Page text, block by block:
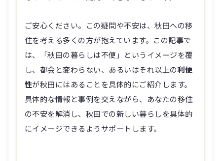
ご安心ください。この疑問や不安は、秋田への移
住を考える多くの方が抱えています。この記事で
は、「秋田の暮らしは不便」というイメージを覆
し、都会と変わらない、あるいはそれ以上の利便
性が秋田にはあることを具体的にご紹介します。
具体的な情報と事例を交えながら、あなたの移住
の不安を解消し、秋田での新しい暮らしを具体的
にイメージできるようサポートします。